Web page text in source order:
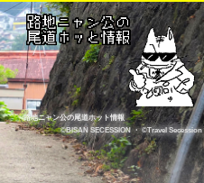
路地ニャン公の尾道ホット情報
©BISAN SECESSION
・©Travel Secession